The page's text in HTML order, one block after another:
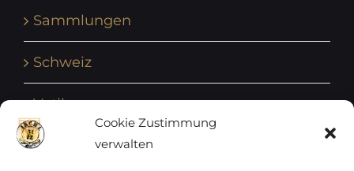
Cookie Zustimmung
verwalten
Sammlungen
Schweiz
Vatikan
Vereinte Nationen